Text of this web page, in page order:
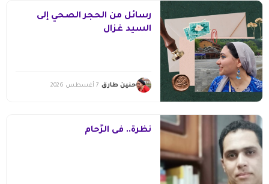
رسائل من الحجر الصحي إلى
السيد غزال
حنين طارق 7 أغسطس 2026
نظرة.. فى الزِّحام